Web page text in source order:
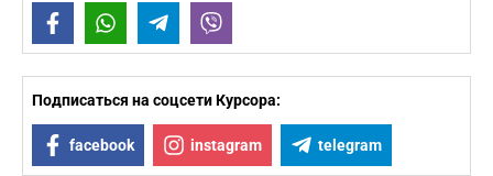
FacebookWhatsAppTelegram
Подписаться на соцсети Курсора:
facebook instagram telegram